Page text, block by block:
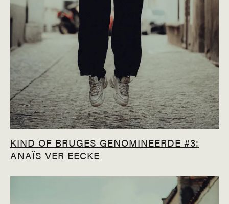
KIND OF BRUGES GENOMINEERDE #3:
ANAÏS VER EECKE